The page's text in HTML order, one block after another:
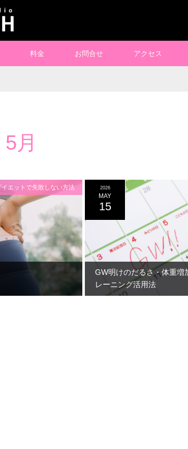
料金 お問合せ アクセス
月
イエットで失敗しない方法
GW明けのだるさ・体重増
レーニング活用法
2026
MAY
15